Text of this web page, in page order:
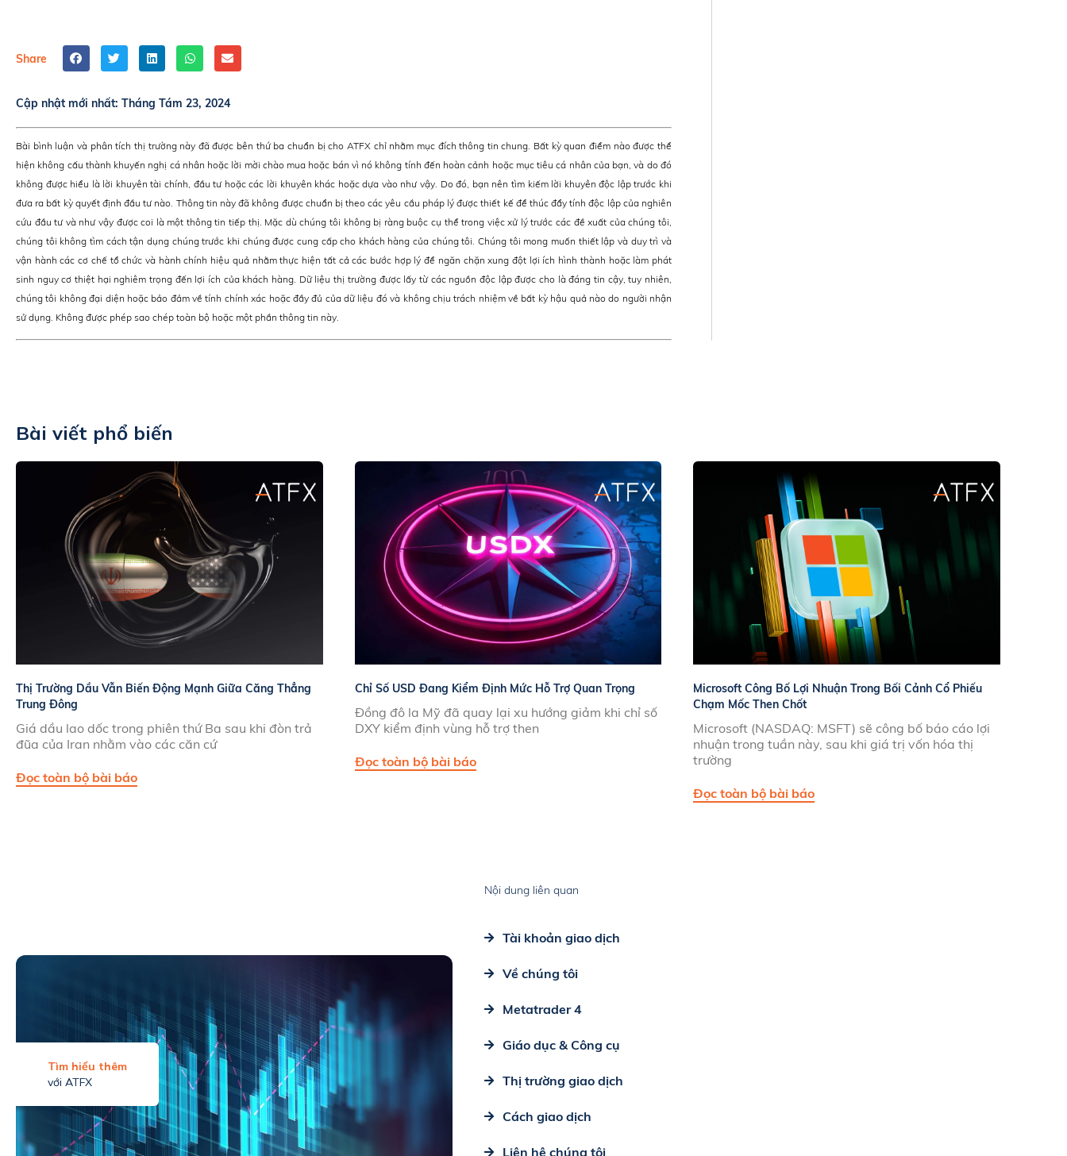
Share
Cập nhật mới nhất: Tháng Tám 23, 2024
Bài bình luận và phân tích thị trường này đã được bên thứ ba chuẩn bị cho ATFX chỉ nhằm mục đích thông tin chung. Bất kỳ quan điểm nào được thể
hiện không cấu thành khuyến nghị cá nhân hoặc lời mời chào mua hoặc bán vì nó không tính đến hoàn cảnh hoặc mục tiêu cá nhân của bạn, và do đó
không được hiểu là lời khuyên tài chính, đầu tư hoặc các lời khuyên khác hoặc dựa vào như vậy. Do đó, bạn nên tìm kiếm lời khuyên độc lập trước khi
đưa ra bất kỳ quyết định đầu tư nào. Thông tin này đã không được chuẩn bị theo các yêu cầu pháp lý được thiết kế để thúc đẩy tính độc lập của nghiên
cứu đầu tư và như vậy được coi là một thông tin tiếp thị. Mặc dù chúng tôi không bị ràng buộc cụ thể trong việc xử lý trước các đề xuất của chúng tôi,
chúng tôi không tìm cách tận dụng chúng trước khi chúng được cung cấp cho khách hàng của chúng tôi. Chúng tôi mong muốn thiết lập và duy trì và
vận hành các cơ chế tổ chức và hành chính hiệu quả nhằm thực hiện tất cả các bước hợp lý để ngăn chặn xung đột lợi ích hình thành hoặc làm phát
sinh nguy cơ thiệt hại nghiêm trọng đến lợi ích của khách hàng. Dữ liệu thị trường được lấy từ các nguồn độc lập được cho là đáng tin cậy, tuy nhiên,
chúng tôi không đại diện hoặc bảo đảm về tính chính xác hoặc đầy đủ của dữ liệu đó và không chịu trách nhiệm về bất kỳ hậu quả nào do người nhận
sử dụng. Không được phép sao chép toàn bộ hoặc một phần thông tin này.
Bài viết phổ biến
Thị Trường Dầu Vẫn Biến Động Mạnh Giữa Căng Thẳng
Trung Đông
Giá dầu lao dốc trong phiên thứ Ba sau khi đòn trả
đũa của Iran nhằm vào các căn cứ
Đọc toàn bộ bài báo
Chỉ Số USD Đang Kiểm Định Mức Hỗ Trợ Quan Trọng
Đồng đô la Mỹ đã quay lại xu hướng giảm khi chỉ số
DXY kiểm định vùng hỗ trợ then
Đọc toàn bộ bài báo
Microsoft Công Bố Lợi Nhuận Trong Bối Cảnh Cổ Phiếu
Chạm Mốc Then Chốt
Microsoft (NASDAQ: MSFT) sẽ công bố báo cáo lợi
nhuận trong tuần này, sau khi giá trị vốn hóa thị
trường
Đọc toàn bộ bài báo
Tìm hiểu thêm
với ATFX
Nội dung liên quan
Tài khoản giao dịch
Về chúng tôi
Metatrader 4
Giáo dục & Công cụ
Thị trường giao dịch
Cách giao dịch
Liên hệ chúng tôi